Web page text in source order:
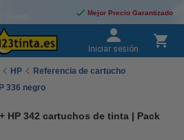
Mejor Precio Garantizado
Iniciar sesión
HP
Referencia de cartucho
336 negro
HP 342 cartuchos de tinta | Pack